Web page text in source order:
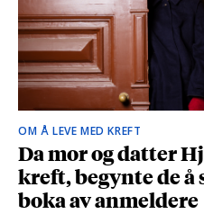
OM Å LEVE MED KREFT
Da mor og datter
kreft, begynte de å
boka av anmeldere